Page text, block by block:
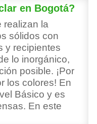
en Bogotá?
realizan la
sólidos con
y recipientes
lo inorgánico,
posible. ¡Por
los colores! En
Básico y es
En este